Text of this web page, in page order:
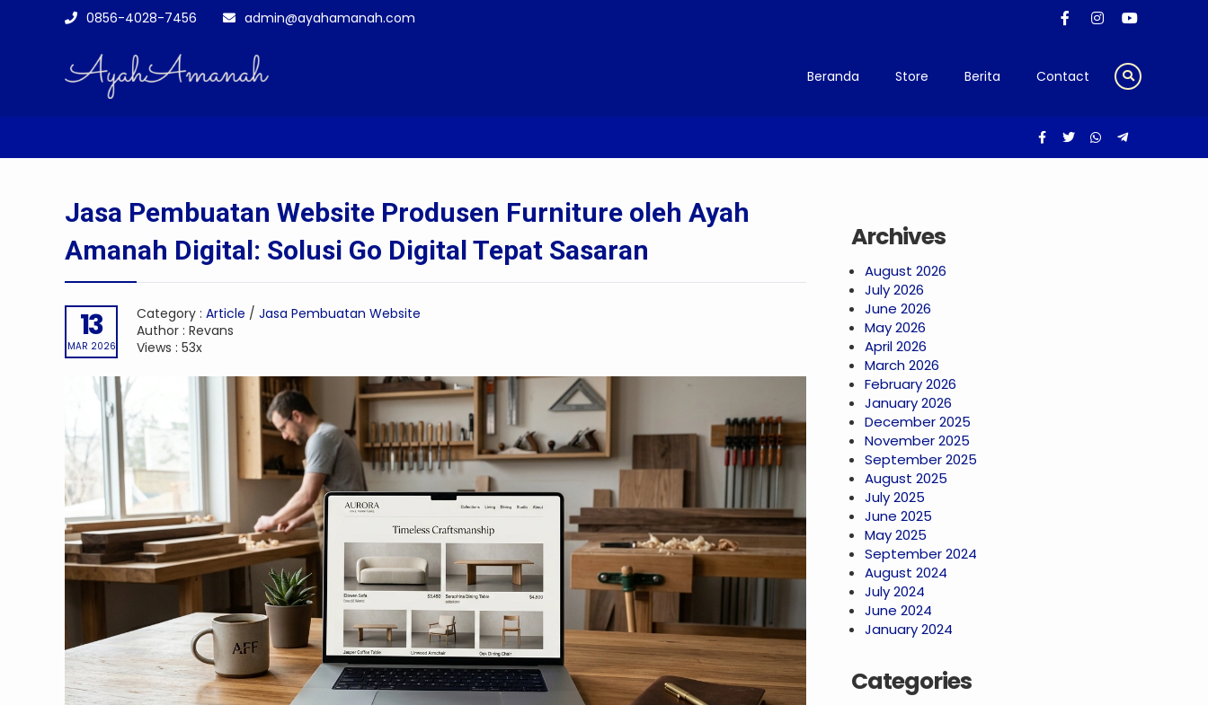
0856-4028-7456 admin@ayahamanah.com
Beranda Store Berita
Contact
Jasa Pembuatan Website Produsen Furniture oleh Ayah
Amanah Digital: Solusi Go Digital Tepat Sasaran
13
MAR 2026
Category : Article / Jasa Pembuatan Website
Author : Revans
Views : 53x
Archives
August 2026
July 2026
June 2026
May 2026
April 2026
March 2026
February 2026
January 2026
December 2025
November 2025
September 2025
August 2025
July 2025
June 2025
May 2025
September 2024
August 2024
July 2024
June 2024
January 2024
Categories